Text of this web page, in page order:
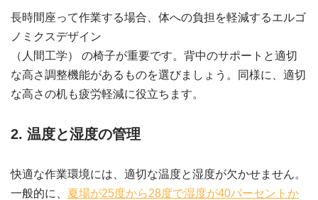
長時間座って作業する場合、体への負担を軽減するエルゴ
ノミクスデザイン
（人間工学）
の椅子が重要です。背中のサポートと適切
な高さ調整機能があるものを選びましょう。同様に、適切
な高さの机も疲労軽減に役立ちます。
2. 温度と湿度の管理
快適な作業環境には、適切な温度と湿度が欠かせません。
一般的に、 夏場が25度から28度で湿度が40パーセントか